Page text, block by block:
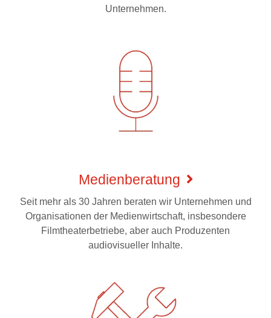
Unternehmen.
Medienberatung
Seit mehr als 30 Jahren beraten wir Unternehmen und
Organisationen der Medienwirtschaft, insbesondere
Filmtheaterbetriebe, aber auch Produzenten
audiovisueller Inhalte.